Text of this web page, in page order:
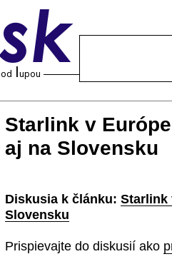
Starlink v
aj na Slovensku
Diskusia k článku: Starlink
Slovensku
Prispievajte do diskusií ako